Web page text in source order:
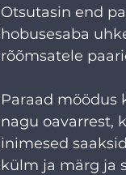
Otsutasin end
hobusesaba
rõõmsatele
Paraad möödus
nagu oavarrest,
inimesed
külm ja märg ja